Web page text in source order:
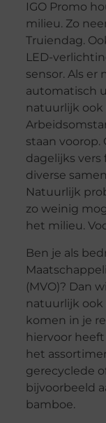
IGO Promo
milieu. Zo
Truiendag.
LED-
sensor. Als er
automatisch
natuurlijk
staan
dagelijks vers
diverse
Natuurlijk
zo weinig
het milieu.
Ben je als
(MVO)? Dan
natuurlijk
komen in je
hiervoor
het
gerecyclede
bijvoorbeeld
bamboe.